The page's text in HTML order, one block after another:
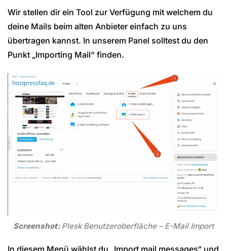
Wir stellen dir ein Tool zur Verfügung mit welchem du
deine Mails beim alten Anbieter einfach zu uns
übertragen kannst. In unserem Panel solltest du den
Punkt „Importing Mail“ finden.
Screenshot:Plesk Benutzeroberfläche – E-Mail Import